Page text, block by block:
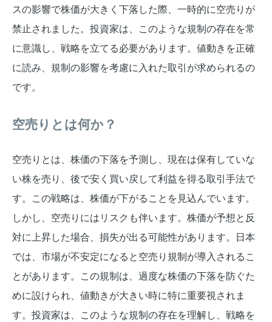
スの影響で株価が大きく下落した際、一時的に空売りが
禁止されました。投資家は、このような規制の存在を常
に意識し、戦略を立てる必要があります。値動きを正確
に読み、規制の影響を考慮に入れた取引が求められるの
です。
空売りとは何か？
空売りとは、株価の下落を予測し、現在は保有していな
い株を売り、後で安く買い戻して利益を得る取引手法で
す。この戦略は、株価が下がることを見込んでいます。
しかし、空売りにはリスクも伴います。株価が予想と反
対に上昇した場合、損失が出る可能性があります。日本
では、市場が不安定になると空売り規制が導入されるこ
とがあります。この規制は、過度な株価の下落を防ぐた
めに設けられ、値動きが大きい時に特に重要視されま
す。投資家は、このような規制の存在を理解し、戦略を